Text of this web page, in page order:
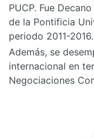
PUCP. Fue
de la Pontificia
periodo 2011-2016.
Además, se
internacional en
Negociaciones